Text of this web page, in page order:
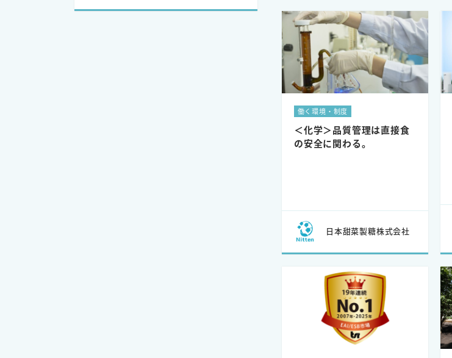
働く環境・制度
＜化学＞品質管理は直接食
の安全に関わる。
日本甜菜製糖株式会社